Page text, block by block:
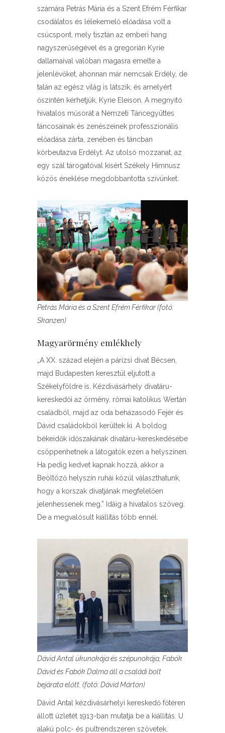
számára Petrás Mária és a Szent Efrém Férfikar
csodálatos és lélekemelő előadása volt a
csúcspont, mely tisztán az emberi hang
nagyszerűségével és a gregorián Kyrie
dallamaival valóban magasra emelte a
jelenlévőket, ahonnan már nemcsak Erdély, de
talán az egész világ is látszik, és amelyért
őszintén kérhetjük, Kyrie Eleison. A megnyitó
hivatalos műsorát a Nemzeti Táncegyüttes
táncosainak és zenészeinek professzionális
előadása zárta, zenében és táncban
körbeutazva Erdélyt. Az utolsó mozzanat, az
egy szál tárogatóval kísért Székely Himnusz
közös éneklése megdobbantotta szívünket.
Petrás Mária és a Szent Efrém Férfikar (fotó:
Skanzen)
Magyarörmény emlékhely
„A XX. század elején a párizsi divat Bécsen,
majd Budapesten keresztül eljutott a
Székelyföldre is. Kézdivásárhely divatáru-
kereskedői az örmény, római katolikus Wertán
családból, majd az oda beházasodó Fejér és
Dávid családokból kerültek ki. A boldog
békeidők időszakának divatáru-kereskedésébe
csöppenhetnek a látogatók ezen a helyszínen.
Ha pedig kedvet kapnak hozzá, akkor a
Beöltöző helyszín ruhái közül választhatunk,
hogy a korszak divatjának megfelelően
jelenhessenek meg.” Idáig a hivatalos szöveg.
De a megvalósult kiállítás több ennél.
Dávid Antal ükunokája és szépunokája, Fabók
Dávid és Fabók Dalma áll a családi bolt
bejárata előtt. (fotó: Dávid Márton)
Dávid Antal kézdivásárhelyi kereskedő főtéren
állott üzletét 1913-ban mutatja be a kiállítás. U
alakú polc- és pultrendszeren szövetek,